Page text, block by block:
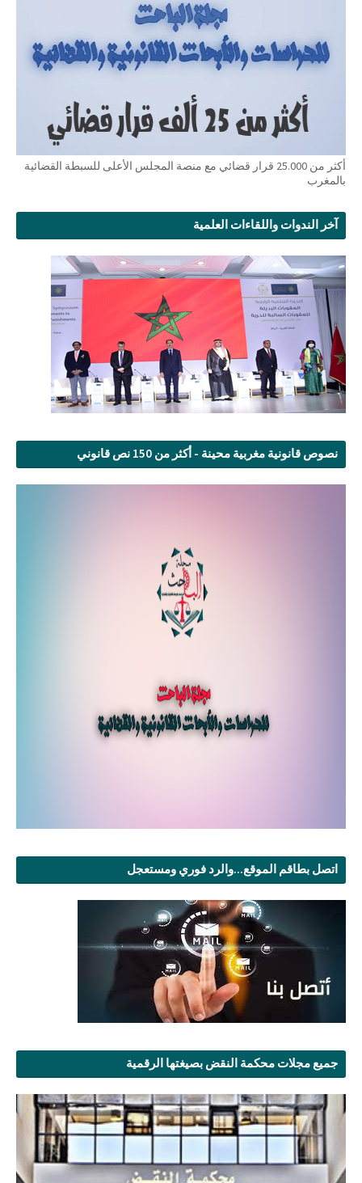
أكثر من 25.000 قرار قضائي مع منصة المجلس الأعلى للسبطة القضائية
بالمغرب
آخر الندوات واللقاءات العلمية
نصوص قانونية مغربية محينة - أكثر من 150 نص قانوني
اتصل بطاقم الموقع...والرد فوري ومستعجل
جميع مجلات محكمة النقض بصيغتها الرقمية